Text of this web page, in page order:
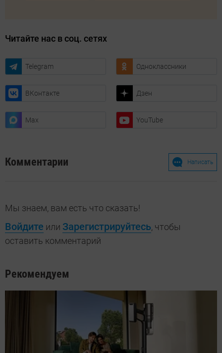
Читайте нас в соц. сетях
Telegram Одноклассники
ВКонтакте Дзен
Max YouTube
Комментарии Написать
Мы знаем, вам есть что сказать!
Войдите или Зарегистрируйтесь, чтобы
оставить комментарий
Рекомендуем